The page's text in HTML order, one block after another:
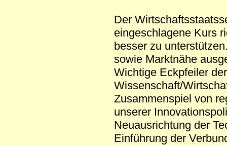
Der
eingeschlagene Kurs
besser zu
sowie Marktnähe
Wichtige Eckpfeiler
Wissenschaft/
Zusammenspiel von
unserer
Neuausrichtung der
Einführung der